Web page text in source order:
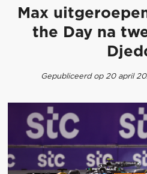
Max
the Day na
Gepubliceerd op 20 april